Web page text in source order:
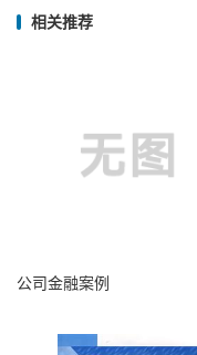
相关推荐
公司金融案例